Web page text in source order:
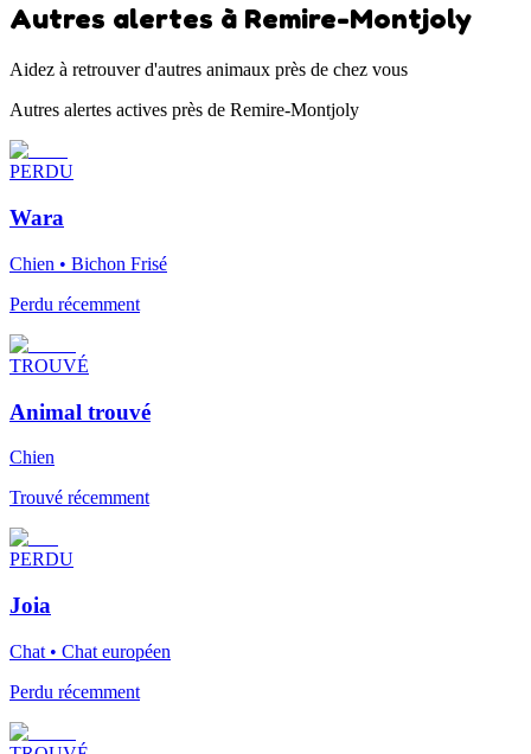
Autres alertes à Remire-Montjoly
Aidez à retrouver d'autres animaux près de chez vous
Autres alertes actives près de Remire-Montjoly
PERDU
Wara
Chien • Bichon Frisé
Perdu récemment
TROUVÉ
Animal trouvé
Chien
Trouvé récemment
PERDU
Joia
Chat • Chat européen
Perdu récemment